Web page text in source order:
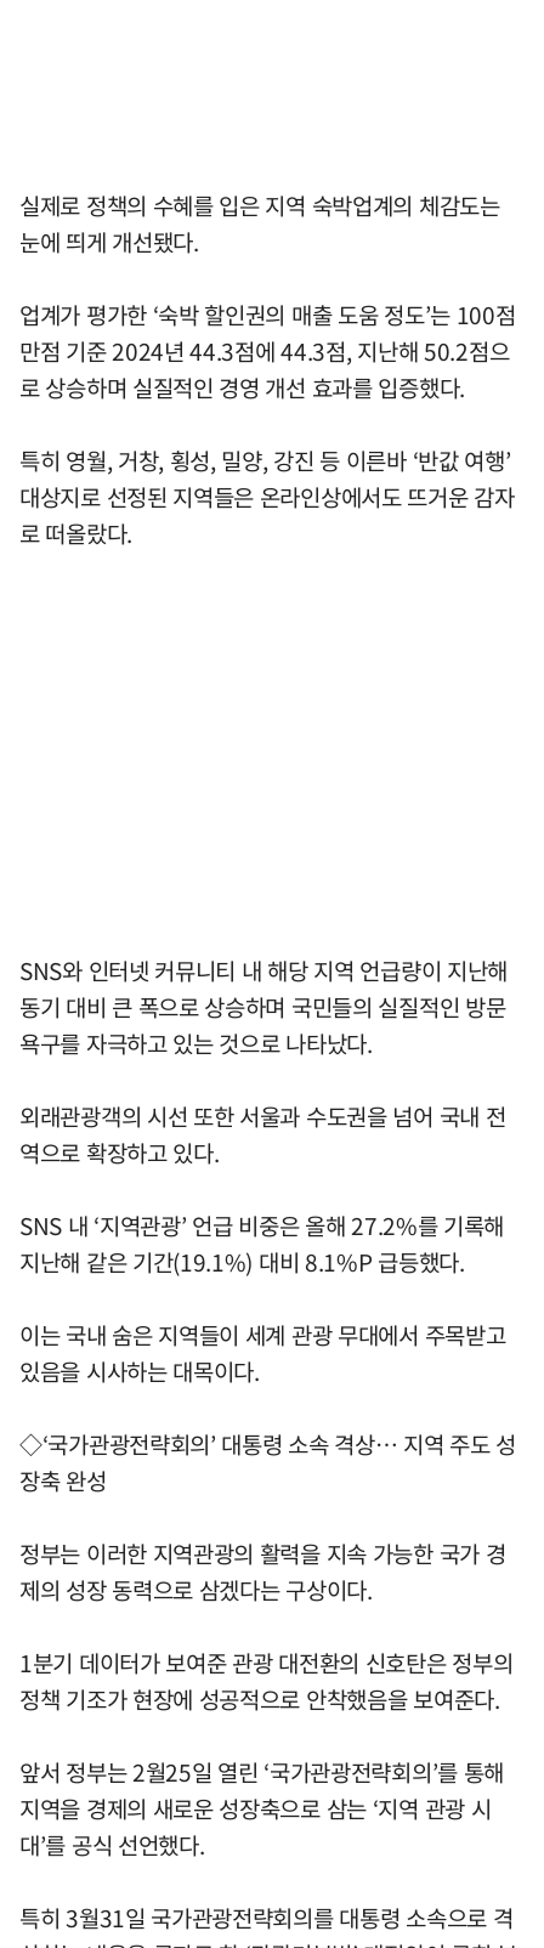
실제로 정책의 수혜를 입은 지역 숙박업계의 체감도는
눈에 띄게 개선됐다.
업계가 평가한 ‘숙박 할인권의 매출 도움 정도’는 100점
만점 기준 2024년 44.3점에 44.3점, 지난해 50.2점으
로 상승하며 실질적인 경영 개선 효과를 입증했다.
특히 영월, 거창, 횡성, 밀양, 강진 등 이른바 ‘반값 여행’
대상지로 선정된 지역들은 온라인상에서도 뜨거운 감자
로 떠올랐다.
SNS와 인터넷 커뮤니티 내 해당 지역 언급량이 지난해
동기 대비 큰 폭으로 상승하며 국민들의 실질적인 방문
욕구를 자극하고 있는 것으로 나타났다.
외래관광객의 시선 또한 서울과 수도권을 넘어 국내 전
역으로 확장하고 있다.
SNS 내 ‘지역관광’ 언급 비중은 올해 27.2%를 기록해
지난해 같은 기간(19.1%) 대비 8.1%P 급등했다.
이는 국내 숨은 지역들이 세계 관광 무대에서 주목받고
있음을 시사하는 대목이다.
◇‘국가관광전략회의’ 대통령 소속 격상… 지역 주도 성
장축 완성
정부는 이러한 지역관광의 활력을 지속 가능한 국가 경
제의 성장 동력으로 삼겠다는 구상이다.
1분기 데이터가 보여준 관광 대전환의 신호탄은 정부의
정책 기조가 현장에 성공적으로 안착했음을 보여준다.
앞서 정부는 2월25일 열린 ‘국가관광전략회의’를 통해
지역을 경제의 새로운 성장축으로 삼는 ‘지역 관광 시
대’를 공식 선언했다.
특히 3월31일 국가관광전략회의를 대통령 소속으로 격